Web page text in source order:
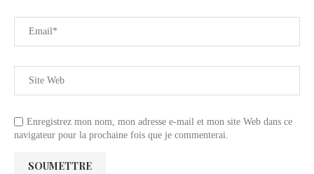
Enregistrez mon nom, mon adresse e-mail et mon site Web dans ce
navigateur pour la prochaine fois que je commenterai.